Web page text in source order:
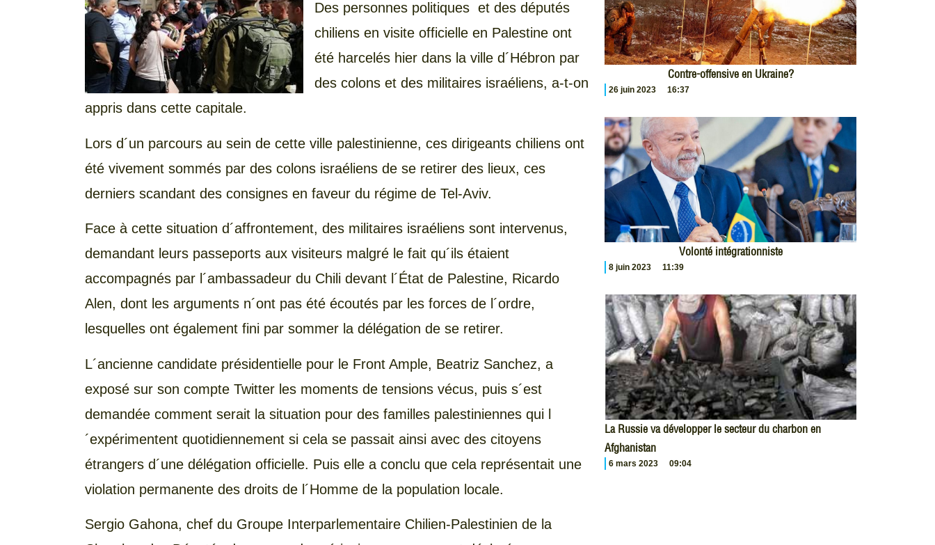
Des personnes politiques et des députés
chiliens en visite officielle en Palestine ont
été harcelés hier dans la ville d´Hébron par
des colons et des militaires israéliens, a-t-on
appris dans cette capitale.
Lors d´un parcours au sein de cette ville palestinienne, ces dirigeants chiliens ont
été vivement sommés par des colons israéliens de se retirer des lieux, ces
derniers scandant des consignes en faveur du régime de Tel-Aviv.
Face à cette situation d´affrontement, des militaires israéliens sont intervenus,
demandant leurs passeports aux visiteurs malgré le fait qu´ils étaient
accompagnés par l´ambassadeur du Chili devant l´État de Palestine, Ricardo
Alen, dont les arguments n´ont pas été écoutés par les forces de l´ordre,
lesquelles ont également fini par sommer la délégation de se retirer.
L´ancienne candidate présidentielle pour le Front Ample, Beatriz Sanchez, a
exposé sur son compte Twitter les moments de tensions vécus, puis s´est
demandée comment serait la situation pour des familles palestiniennes qui l
´expérimentent quotidiennement si cela se passait ainsi avec des citoyens
étrangers d´une délégation officielle. Puis elle a conclu que cela représentait une
violation permanente des droits de l´Homme de la population locale.
Sergio Gahona, chef du Groupe Interparlementaire Chilien-Palestinien de la
Contre-offensive en Ukraine?
26 juin 2023 16:37
Volonté intégrationniste
8 juin 2023 11:39
La Russie va développer le secteur du charbon en
Afghanistan
6 mars 2023 09:04